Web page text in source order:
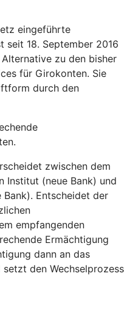
eingeführte
seit 18. September 2016
zu den bisher
für Girokonten. Sie
durch den
zwischen dem
Institut (neue Bank) und
Entscheidet der
empfangenden
Ermächtigung
dann an das
den Wechselprozess